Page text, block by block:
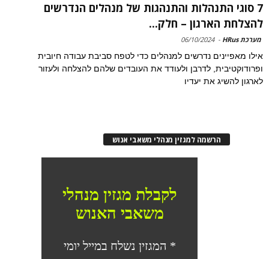
7 סוגי התנהלות והתנהגות של מנהלים הנדרשים
להצלחת הארגון – חלק...
מערכת HRus -
06/10/2024
אילו מאפיינים נדרשים למנהלים כדי לטפח סביבת עבודה חיובית
ופרודוקטיבית, לדרבן ולעודד את העובדים שלהם להצלחה ולעזור
לארגון להשיג את יעדיו
הרשמה למגזין מנהלי משאבי אנוש